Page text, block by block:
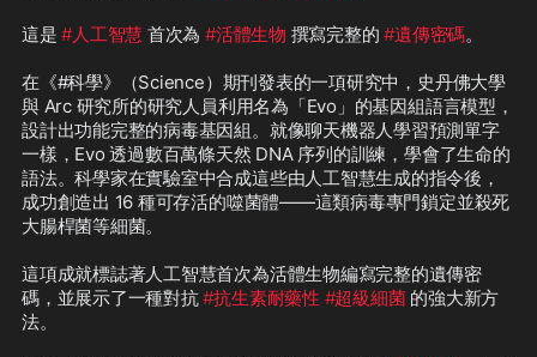
這是 #人工智慧 首次為 #活體生物 撰寫完整的 #遺傳密碼。
在《#科學》（Science）期刊發表的一項研究中，史丹佛大學
與 Arc 研究所的研究人員利用名為「Evo」的基因組語言模型，
設計出功能完整的病毒基因組。就像聊天機器人學習預測單字
一樣，Evo 透過數百萬條天然 DNA 序列的訓練，學會了生命的
語法。科學家在實驗室中合成這些由人工智慧生成的指令後，
成功創造出 16 種可存活的噬菌體——這類病毒專門鎖定並殺死
大腸桿菌等細菌。
這項成就標誌著人工智慧首次為活體生物編寫完整的遺傳密
碼，並展示了一種對抗 #抗生素耐藥性 #超級細菌 的強大新方
法。